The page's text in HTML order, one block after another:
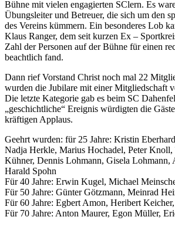
Bühne mit vielen engagierten SClern. Es
Übungsleiter und Betreuer, die sich um den
des Vereins kümmern. Ein besonderes Lob
Klaus Ranger, dem seit kurzen Ex –
Zahl der Personen auf der Bühne für einen
beachtlich fand.
Dann rief Vorstand Christ noch mal 22
wurden die Jubilare mit einer Mitgliedschaft
Die letzte Kategorie gab es beim SC
„geschichtliche“ Ereignis würdigten die
kräftigen Applaus.
Geehrt wurden: für 25 Jahre: Kristin
Nadja Herkle, Marius Hochadel, Peter
Kühner, Dennis Lohmann, Gisela Lohmann,
Harald Spohn
Für 40 Jahre: Erwin Kugel, Michael
Für 50 Jahre: Günter Götzmann, Meinrad
Für 60 Jahre: Egbert Amon, Heribert
Für 70 Jahre: Anton Maurer, Egon Müller,